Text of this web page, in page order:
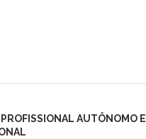
AUTÔNOMO E